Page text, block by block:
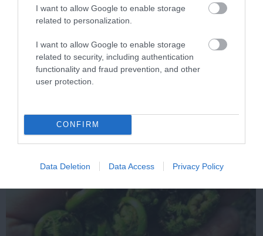
I want to allow Google to enable storage
related to personalization.
I want to allow Google to enable storage
related to security, including authentication
functionality and fraud prevention, and other
user protection.
CONFIRM
Data Deletion Data Access Privacy Policy
One Teaspoon And All The Worms In The Body
Die Instantly